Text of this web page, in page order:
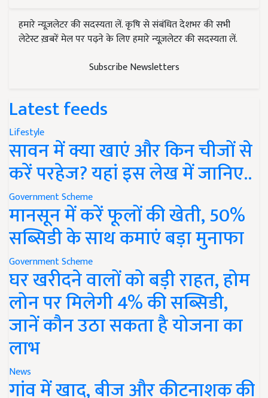
हमारे न्यूज़लेटर की सदस्यता लें. कृषि से संबंधित देशभर की सभी
लेटेस्ट ख़बरें मेल पर पढ़ने के लिए हमारे न्यूज़लेटर की सदस्यता लें.
Subscribe Newsletters
Latest feeds
Lifestyle
सावन में क्या खाएं और किन चीजों से
करें परहेज? यहां इस लेख में जानिए..
Government Scheme
मानसून में करें फूलों की खेती, 50%
सब्सिडी के साथ कमाएं बड़ा मुनाफा
Government Scheme
घर खरीदने वालों को बड़ी राहत, होम
लोन पर मिलेगी 4% की सब्सिडी,
जानें कौन उठा सकता है योजना का
लाभ
News
गांव में खाद, बीज और कीटनाशक की